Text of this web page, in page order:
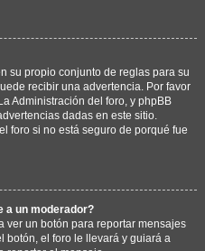
su propio conjunto de reglas para su
recibir una advertencia. Por favor
Administración del foro, y phpBB
dadas en este sitio.
foro si no está seguro de porqué fue
a un moderador?
ver un botón para reportar mensajes
botón, el foro le llevará y guiará a